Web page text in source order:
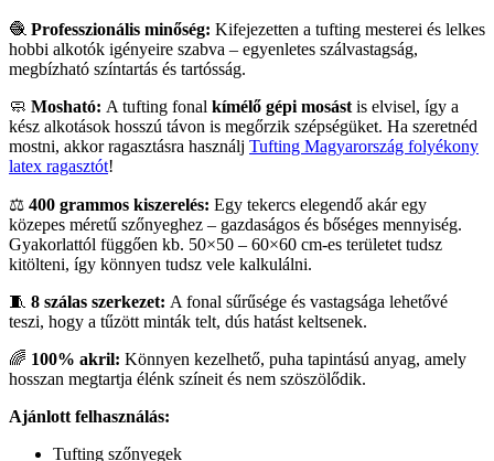
🧶 Professzionális minőség: Kifejezetten a tufting mesterei és lelkes
hobbi alkotók igényeire szabva – egyenletes szálvastagság,
megbízható színtartás és tartósság.
🧼 Mosható: A tufting fonal kímélő gépi mosást is elvisel, így a
kész alkotások hosszú távon is megőrzik szépségüket. Ha szeretnéd
mostni, akkor ragasztásra használj Tufting Magyarország folyékony
latex ragasztót!
⚖️ 400 grammos kiszerelés: Egy tekercs elegendő akár egy
közepes méretű szőnyeghez – gazdaságos és bőséges mennyiség.
Gyakorlattól függően kb. 50×50 – 60×60 cm-es területet tudsz
kitölteni, így könnyen tudsz vele kalkulálni.
🧵 8 szálas szerkezet: A fonal sűrűsége és vastagsága lehetővé
teszi, hogy a tűzött minták telt, dús hatást keltsenek.
🌈 100% akril: Könnyen kezelhető, puha tapintású anyag, amely
hosszan megtartja élénk színeit és nem szöszölődik.
Ajánlott felhasználás:
Tufting szőnyegek